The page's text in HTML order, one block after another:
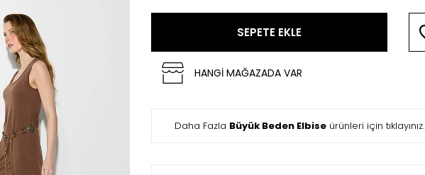
SEPETE EKLE
HANGİ MAĞAZADA VAR
Daha Fazla Büyük Beden Elbise ürünleri için tıklayınız.